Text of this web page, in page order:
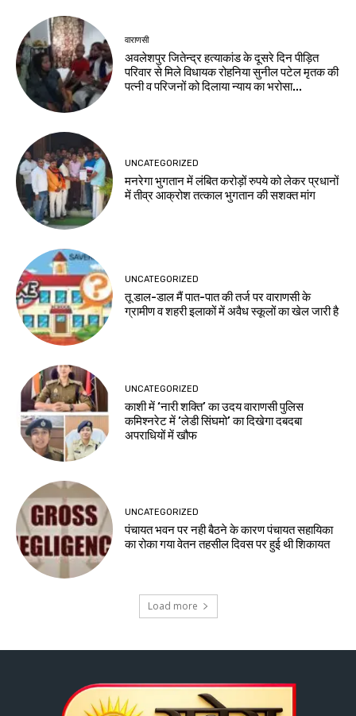
वाराणसी
अवलेशपुर जितेन्द्र हत्याकांड के दूसरे दिन पीड़ित
परिवार से मिले विधायक रोहनिया सुनील पटेल मृतक की
पत्नी व परिजनों को दिलाया न्याय का भरोसा...
UNCATEGORIZED
मनरेगा भुगतान में लंबित करोड़ों रुपये को लेकर प्रधानों
में तीव्र आक्रोश तत्काल भुगतान की सशक्त मांग
UNCATEGORIZED
तू डाल-डाल मैं पात-पात की तर्ज पर वाराणसी के
ग्रामीण व शहरी इलाकों में अवैध स्कूलों का खेल जारी है
UNCATEGORIZED
काशी में ‘नारी शक्ति’ का उदय वाराणसी पुलिस
कमिश्नरेट में ‘लेडी सिंघमो’ का दिखेगा दबदबा
अपराधियों में खौफ
UNCATEGORIZED
पंचायत भवन पर नही बैठने के कारण पंचायत सहायिका
का रोका गया वेतन तहसील दिवस पर हुई थी शिकायत
Load more